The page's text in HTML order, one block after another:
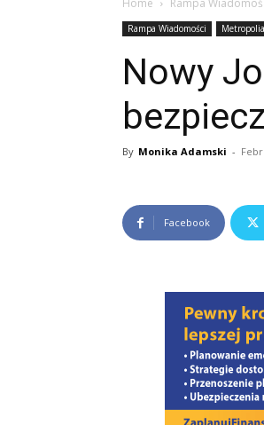
Home Rampa
Rampa Wiadomości
Nowy
By Monika Adamski -
Facebook